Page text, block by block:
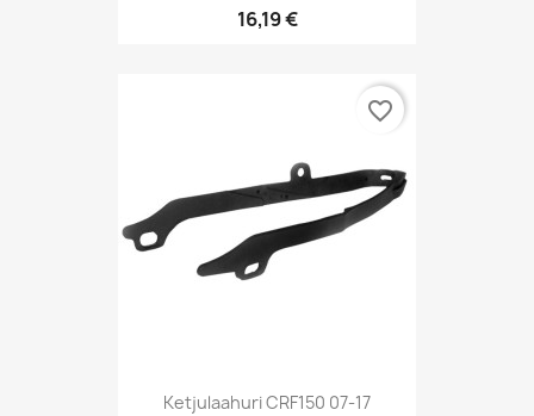
16,19 €
Ketjulaahuri CRF150 07-17
favorite_border